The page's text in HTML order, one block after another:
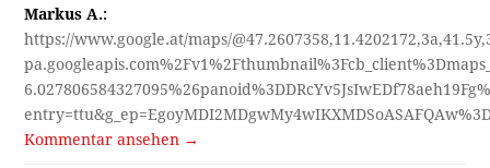
Markus A.:
https://www.google.at/maps/
Kommentar ansehen →